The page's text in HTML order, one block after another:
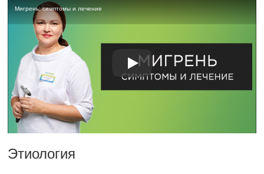
Мигрень: симптомы и лечение
Этиология